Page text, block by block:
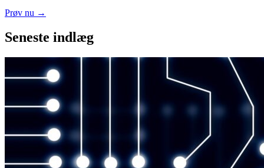
Prøv nu →
Seneste indlæg